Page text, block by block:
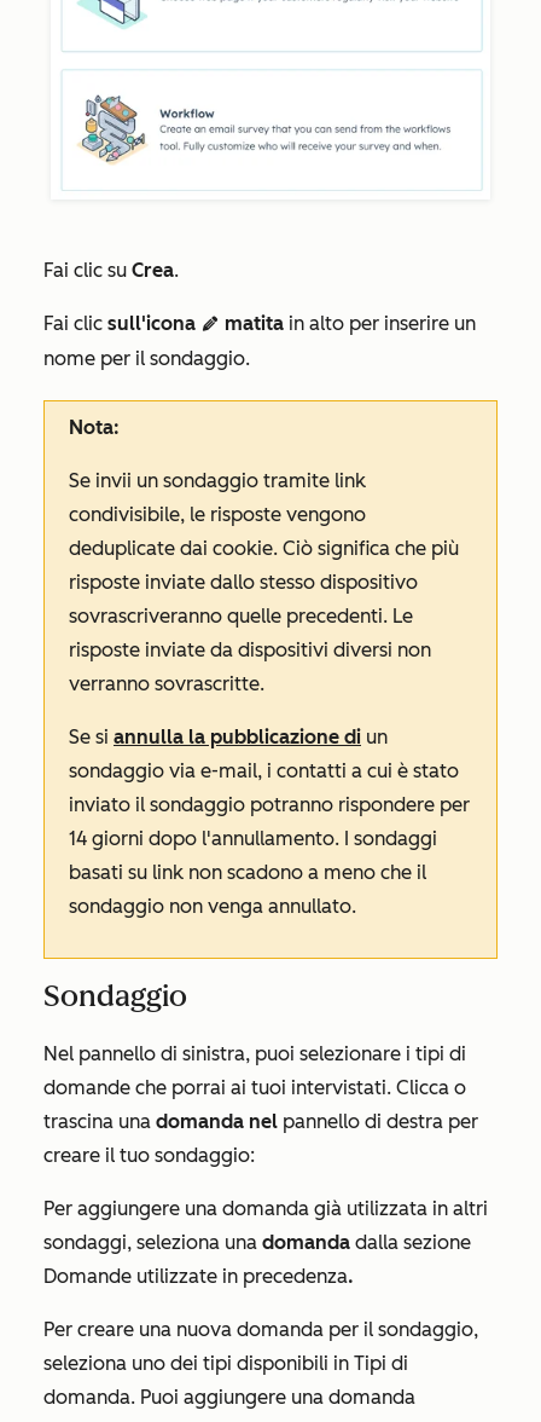
Fai clic su Crea.
Fai clic sull'icona edit matita in alto per inserire un
nome per il sondaggio.
Nota:
Se invii un sondaggio tramite link
condivisibile, le risposte vengono
deduplicate dai cookie. Ciò significa che più
risposte inviate dallo stesso dispositivo
sovrascriveranno quelle precedenti. Le
risposte inviate da dispositivi diversi non
verranno sovrascritte.
Se si annulla la pubblicazione di un
sondaggio via e-mail, i contatti a cui è stato
inviato il sondaggio potranno rispondere per
14 giorni dopo l'annullamento. I sondaggi
basati su link non scadono a meno che il
sondaggio non venga annullato.
Sondaggio
Nel pannello di sinistra, puoi selezionare i tipi di
domande che porrai ai tuoi intervistati. Clicca o
trascina una domanda nel pannello di destra per
creare il tuo sondaggio:
Per aggiungere una domanda già utilizzata in altri
sondaggi, seleziona una domanda dalla sezione
Domande utilizzate in precedenza.
Per creare una nuova domanda per il sondaggio,
seleziona uno dei tipi disponibili in Tipi di
domanda. Puoi aggiungere una domanda